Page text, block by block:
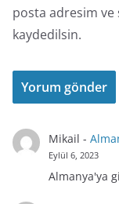
posta adresim ve
kaydedilsin.
Mikail -
Eylül 6, 2023
Almanya'ya